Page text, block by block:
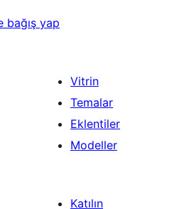
bağış yap
Vitrin
Temalar
Eklentiler
Modeller
Katılın